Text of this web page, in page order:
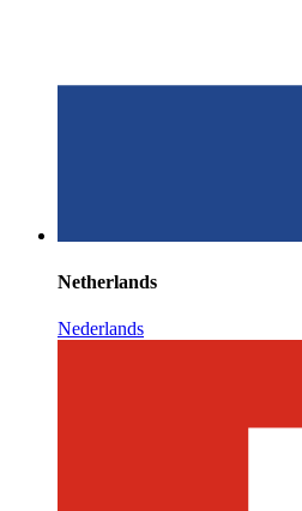
Netherlands
Nederlands